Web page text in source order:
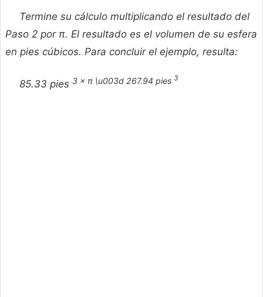
Termine su cálculo multiplicando el resultado del
Paso 2 por π. El resultado es el volumen de su esfera
en pies cúbicos. Para concluir el ejemplo, resulta:
85.33 pies 3 × π \u003d 267.94 pies 3